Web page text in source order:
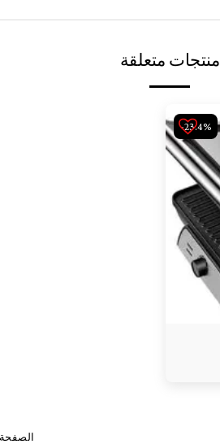
منتجات متعلقة
-23.4%